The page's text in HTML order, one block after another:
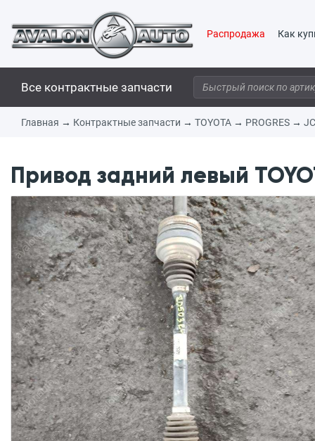
Распродажа Как
Все контрактные запчасти
Главная → Контрактные запчасти → TOYOTA → PROGRES →
Привод задний левый